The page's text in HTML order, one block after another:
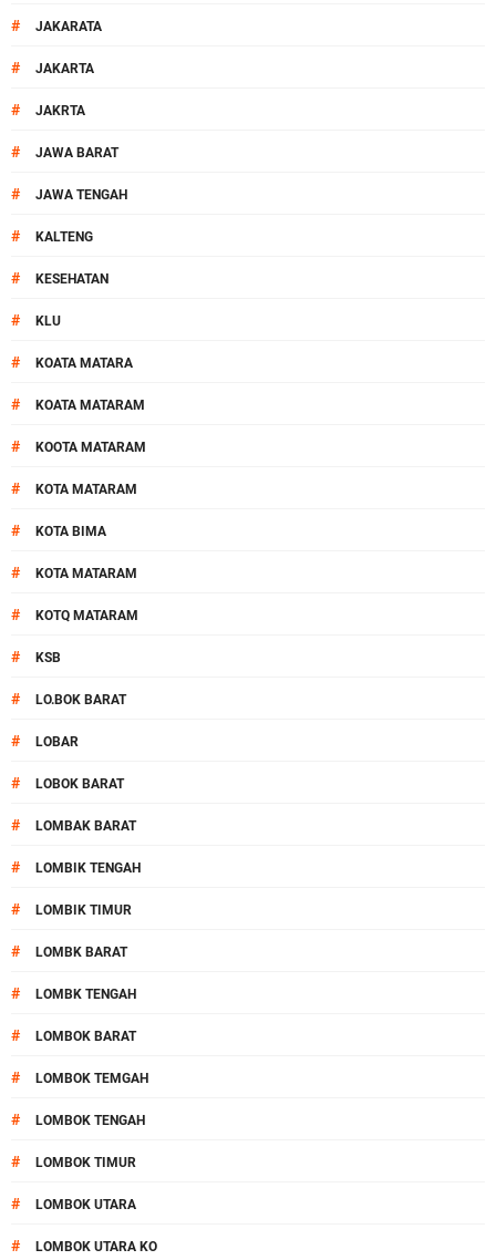
# JAKARATA
# JAKARTA
# JAKRTA
# JAWA BARAT
# JAWA TENGAH
# KALTENG
# KESEHATAN
# KLU
# KOATA MATARA
# KOATA MATARAM
# KOOTA MATARAM
# KOTA MATARAM
# KOTA BIMA
# KOTA MATARAM
# KOTQ MATARAM
# KSB
# LO.BOK BARAT
# LOBAR
# LOBOK BARAT
# LOMBAK BARAT
# LOMBIK TENGAH
# LOMBIK TIMUR
# LOMBK BARAT
# LOMBK TENGAH
# LOMBOK BARAT
# LOMBOK TEMGAH
# LOMBOK TENGAH
# LOMBOK TIMUR
# LOMBOK UTARA
# LOMBOK UTARA KO